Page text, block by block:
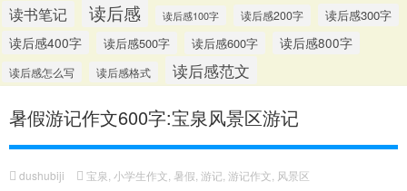
读书笔记 读后感 读后感100字 读后感200字 读后感300字
读后感400字 读后感500字 读后感600字 读后感800字
读后感怎么写 读后感格式 读后感范文
暑假游记作文600字:宝泉风景区游记
dushubiji 宝泉 小学生作文 暑假 游记 游记作文 风景区